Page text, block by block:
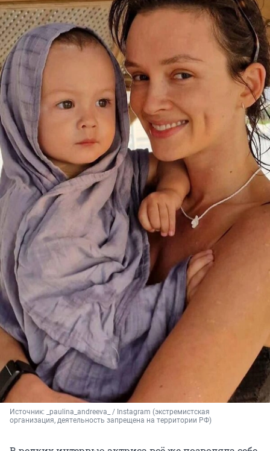
Источник:
_paulina_andreeva_ / Instagram (экстремистская
организация, деятельность запрещена на территории РФ)